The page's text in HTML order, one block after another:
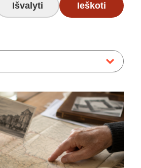
Išvalyti Ieškoti